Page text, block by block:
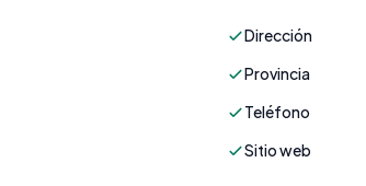
Dirección
Provincia
Teléfono
Sitio web